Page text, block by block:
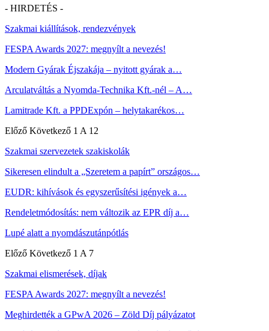
- HIRDETÉS -
Szakmai kiállítások, rendezvények
FESPA Awards 2027: megnyílt a nevezés!
Modern Gyárak Éjszakája – nyitott gyárak a…
Arculatváltás a Nyomda-Technika Kft.-nél – A…
Lamitrade Kft. a PPDExpón – helytakarékos…
Előző Következő 1 A 12
Szakmai szervezetek szakiskolák
Sikeresen elindult a „Szeretem a papírt” országos…
EUDR: kihívások és egyszerűsítési igények a…
Rendeletmódosítás: nem változik az EPR díj a…
Lupé alatt a nyomdászutánpótlás
Előző Következő 1 A 7
Szakmai elismerések, díjak
FESPA Awards 2027: megnyílt a nevezés!
Meghirdették a GPwA 2026 – Zöld Díj pályázatot